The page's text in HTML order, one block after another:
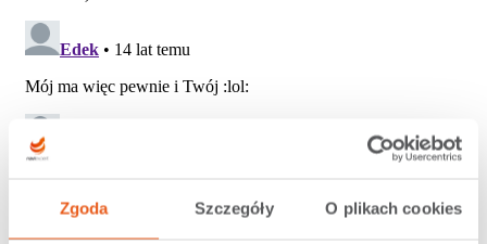
Zgoda Szczegóły O plikach cookies